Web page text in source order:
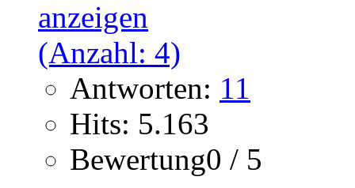
Antworten: 11
Hits: 5.163
Bewertung0 / 5